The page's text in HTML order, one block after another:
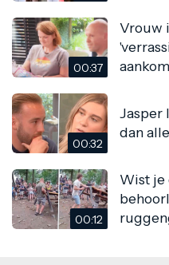
00:37
Vrouw
00:32
Jasper
dan
00:12
Wist je